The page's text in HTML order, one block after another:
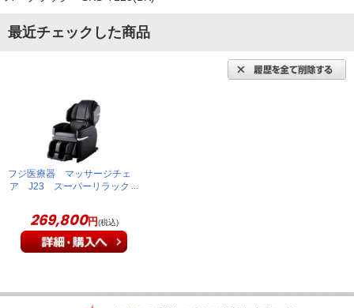
機能が素晴らしい！とても使いやすいで
す！
マッサ－ジチェアは高価な物なので躊躇してましたが、機能が
素晴らしかったので購入いたしました。リモコンがわかりやす
く、部位に合わせて力加減も調節出来るので、とても使いやす
いです。
最近チェックした商品
フジ医療器 マッサージチェ
ア J23 スーパーリラック
T125(BK)
269,800円(税込)